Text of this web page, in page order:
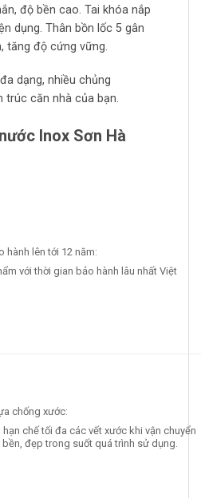
độ bền cao. Tai khóa nắp
dụng. Thân bồn lốc 5 gân
tăng độ cứng vững.
dạng, nhiều chủng
trúc căn nhà của bạn.
Inox Sơn Hà
hành lên tới 12 năm:
với thời gian bảo hành lâu nhất Việt
chống xước:
chế tối đa các vết xước khi vận chuyển
đẹp trong suốt quá trình sử dụng.